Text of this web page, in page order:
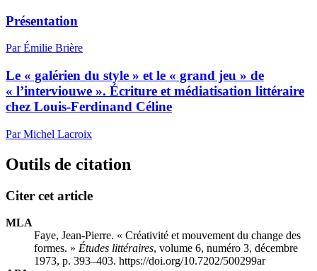
Présentation
Par Émilie Brière
Le « galérien du style » et le « grand jeu » de
« l’interviouwe ». Écriture et médiatisation littéraire
chez Louis-Ferdinand Céline
Par Michel Lacroix
Outils de citation
Citer cet article
MLA
Faye, Jean-Pierre. « Créativité et mouvement du change des
formes. » Études littéraires, volume 6, numéro 3, décembre
1973, p. 393–403. https://doi.org/10.7202/500299ar